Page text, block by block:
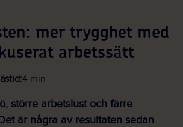
mer trygghet med
arbetssätt
4 min
större arbetslust och färre
är några av resultaten sedan